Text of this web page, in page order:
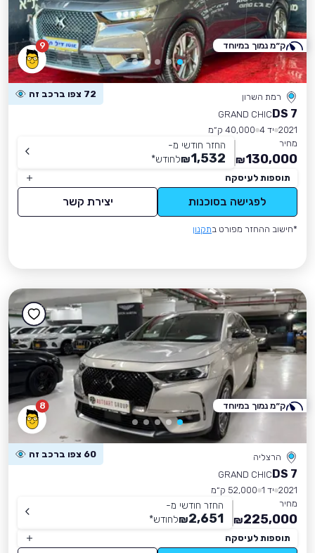
9
רמת השרון 72 צפו ברכב זה
DS 7
GRAND CHIC
2021 יד 4
40,000 ק״מ
מחיר
130,000
₪
החזר חודשי מ-
1,532
₪לחודש*
תוספות לעיסקה
לפגישה בסוכנות יצירת קשר
*חישוב ההחזר מפורט בתקנון
ק״מ נמוך במיוחד
8
הרצליה 60 צפו ברכב זה
DS 7
GRAND CHIC
2021 יד 1
52,000 ק״מ
מחיר
225,000
₪
החזר חודשי מ-
2,651
₪לחודש*
תוספות לעיסקה
ק״מ נמוך במיוחד